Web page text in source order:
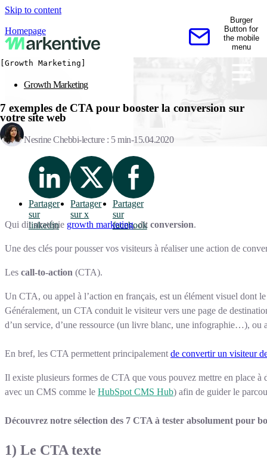
Skip to content
Homepage
Contactez-nous
Burger
Button for
the mobile
menu
[Growth Marketing]
Growth Marketing
7 exemples de CTA pour booster la conversion sur
votre site web
Nesrine Chebbi lecture : 5 min 15.04.2020
Partager
sur
linkedin
Partager
sur x
Partager
sur
facebook
Qui dit stratégie growth marketing, dit conversion.
Une des clés pour pousser vos visiteurs à réaliser une action de
Les call-to-action (CTA).
Un CTA, ou appel à l’action en français, est un élément visuel dont
Généralement, un CTA conduit le visiteur vers une page de
d’un service, d’une ressource (un livre blanc, une infographie…), ou
En bref, les CTA permettent principalement de convertir un visiteur
Il existe plusieurs formes de CTA que vous pouvez mettre en place
avec un CMS comme le HubSpot CMS Hub) afin de guider le
Découvrez notre sélection des 7 CTA à tester absolument pour
1) Le CTA texte